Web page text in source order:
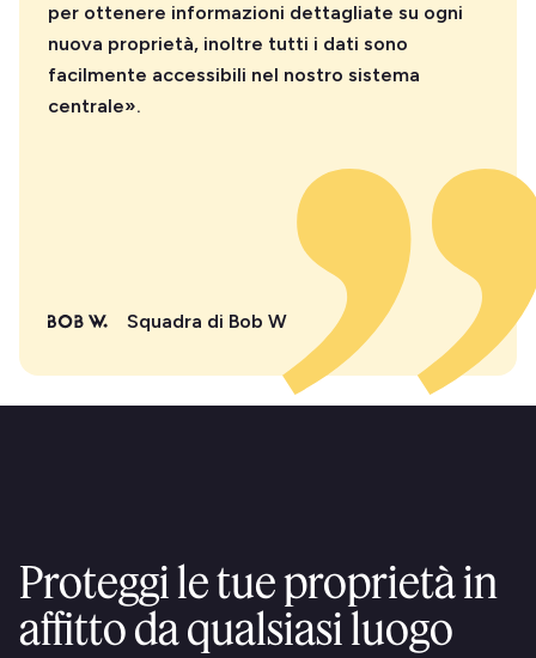
per ottenere informazioni dettagliate su ogni
nuova proprietà, inoltre tutti i dati sono
facilmente accessibili nel nostro sistema
centrale».
Squadra di Bob W
Proteggi le tue proprietà in
affitto da qualsiasi luogo